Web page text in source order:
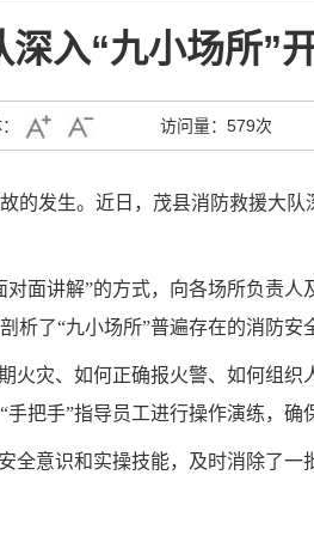
入“九小场所”
访问量： 579次
的发生。近日，茂县消防救援大
面讲解”的方式，向各场所负责人
了“九小场所”普遍存在的消防安
火灾、如何正确报火警、如何组
把手”指导员工进行操作演练，确
全意识和实操技能，及时消除了一